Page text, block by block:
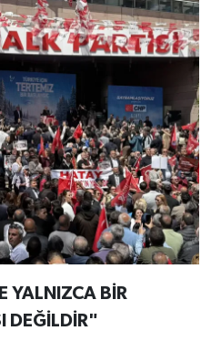
YALNIZCA BİR
DEĞİLDİR"